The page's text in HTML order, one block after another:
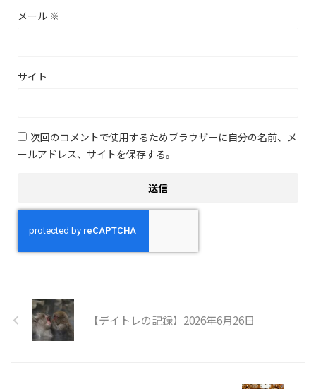
メール ※
サイト
次回のコメントで使用するためブラウザーに自分の名前、メ
ールアドレス、サイトを保存する。
【デイトレの記録】2026年6月26日